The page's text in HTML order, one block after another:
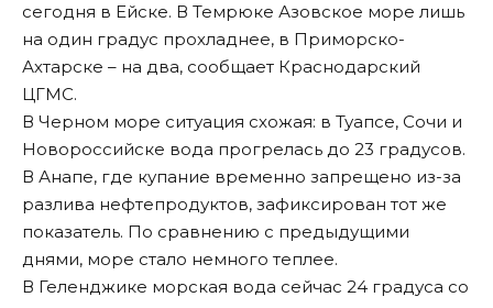
сегодня в Ейске. В Темрюке Азовское море лишь
на один градус прохладнее, в Приморско-
Ахтарске – на два, сообщает Краснодарский
ЦГМС.
В Черном море ситуация схожая: в Туапсе, Сочи и
Новороссийске вода прогрелась до 23 градусов.
В Анапе, где купание временно запрещено из-за
разлива нефтепродуктов, зафиксирован тот же
показатель. По сравнению с предыдущими
днями, море стало немного теплее.
В Геленджике морская вода сейчас 24 градуса со